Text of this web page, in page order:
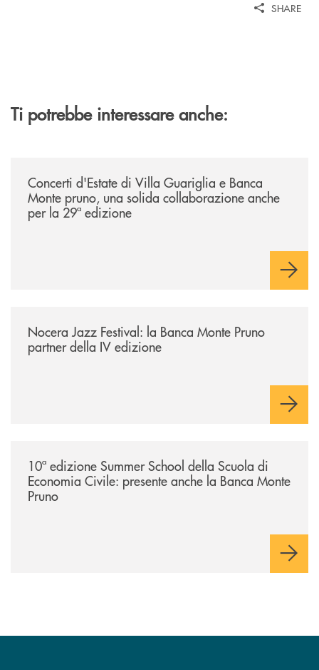
SHARE
Ti potrebbe interessare anche:
Concerti d'Estate di Villa Guariglia e Banca
Monte pruno, una solida collaborazione anche
per la 29ª edizione
Nocera Jazz Festival: la Banca Monte Pruno
partner della IV edizione
10ª edizione Summer School della Scuola di
Economia Civile: presente anche la Banca Monte
Pruno